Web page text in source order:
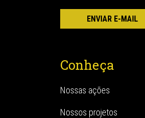
Conheça
Nossas ações
Nossos projetos